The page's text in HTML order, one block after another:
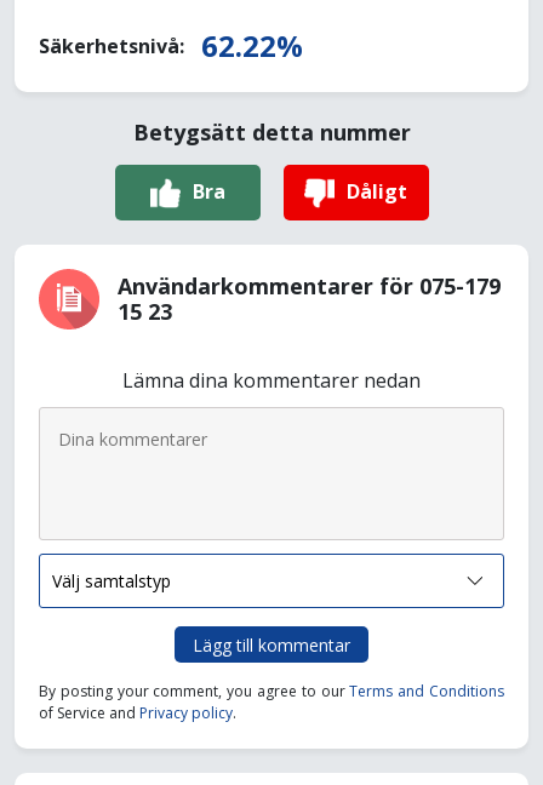
Säkerhetsnivå: 62.22%
Betygsätt detta nummer
Bra Dåligt
Användarkommentarer för 075-179
15 23
Lämna dina kommentarer nedan
Lägg till kommentar
By posting your comment, you agree to ourTerms and Conditions
of Service and Privacy policy.